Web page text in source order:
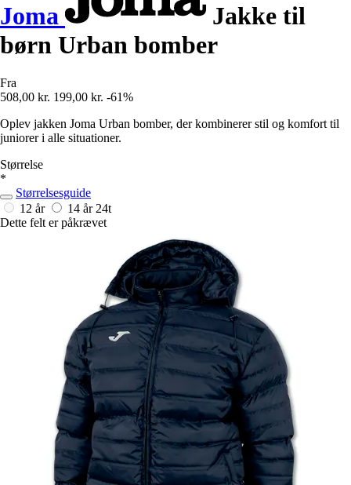
Joma
Jakke til
børn Urban bomber
Fra
508,00 kr. 199,00 kr. -61%
Oplev jakken Joma Urban bomber, der kombinerer stil og komfort til
juniorer i alle situationer.
Størrelse
*
Størrelsesguide
12 år
14 år 24t
Dette felt er påkrævet